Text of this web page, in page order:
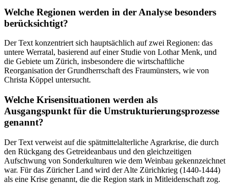
Welche Regionen werden in der Analyse besonders
berücksichtigt?
Der Text konzentriert sich hauptsächlich auf zwei Regionen: das
untere Werratal, basierend auf einer Studie von Lothar Menk, und
die Gebiete um Zürich, insbesondere die wirtschaftliche
Reorganisation der Grundherrschaft des Fraumünsters, wie von
Christa Köppel untersucht.
Welche Krisensituationen werden als
Ausgangspunkt für die Umstrukturierungsprozesse
genannt?
Der Text verweist auf die spätmittelalterliche Agrarkrise, die durch
den Rückgang des Getreideanbaus und den gleichzeitigen
Aufschwung von Sonderkulturen wie dem Weinbau gekennzeichnet
war. Für das Züricher Land wird der Alte Zürichkrieg (1440-1444)
als eine Krise genannt, die die Region stark in Mitleidenschaft zog.